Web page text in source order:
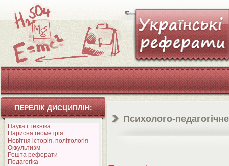
ПЕРЕЛІК ДИСЦИПЛІН:
Наука і техніка
Нарисна геометрія
Новітня історія, політологія
Оккультизм
Решта реферати
Педагогіка
Психолого-